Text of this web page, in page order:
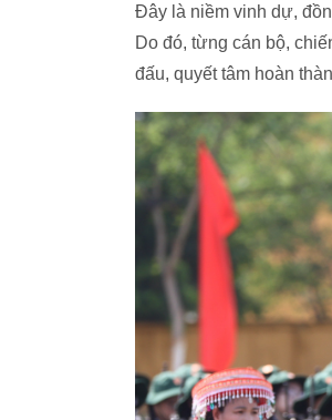
Đây là niềm vinh dự,
Do đó, từng cán bộ,
đấu, quyết tâm hoàn